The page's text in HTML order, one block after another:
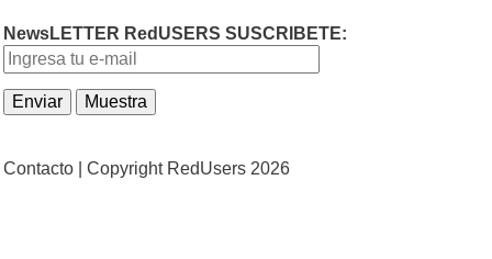
NewsLETTER RedUSERS SUSCRIBETE:
Contacto | Copyright RedUsers 2026